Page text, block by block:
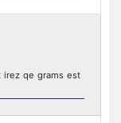
irez qe grams est